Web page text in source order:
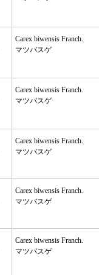
Carex biwensis Franch.
マツバスゲ
Carex biwensis Franch.
マツバスゲ
Carex biwensis Franch.
マツバスゲ
Carex biwensis Franch.
マツバスゲ
Carex biwensis Franch.
マツバスゲ